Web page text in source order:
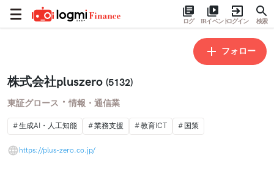
ログ IRイベントログイン 検索
フォロー
株式会社pluszero (5132)
東証グロース ・ 情報・通信業
生成AI・人工知能 業務支援 教育ICT 国策
https://plus-zero.co.jp/